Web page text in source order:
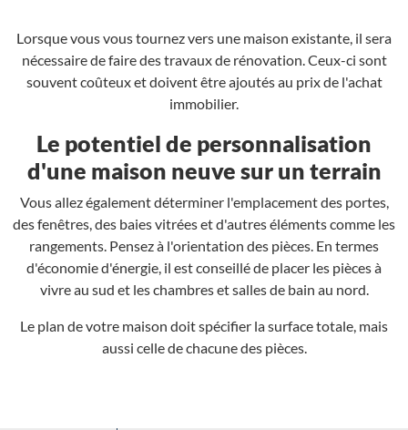
Lorsque vous vous tournez vers une maison existante, il sera
nécessaire de faire des travaux de rénovation. Ceux-ci sont
souvent coûteux et doivent être ajoutés au prix de l'achat
immobilier.
Le potentiel de personnalisation
d'une maison neuve sur un terrain
Vous allez également déterminer l'emplacement des portes,
des fenêtres, des baies vitrées et d'autres éléments comme les
rangements. Pensez à l'orientation des pièces. En termes
d'économie d'énergie, il est conseillé de placer les pièces à
vivre au sud et les chambres et salles de bain au nord.
Le plan de votre maison doit spécifier la surface totale, mais
aussi celle de chacune des pièces.